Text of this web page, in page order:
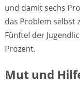
und damit sechs
das Problem selbst
Fünftel der
Prozent.
Mut und